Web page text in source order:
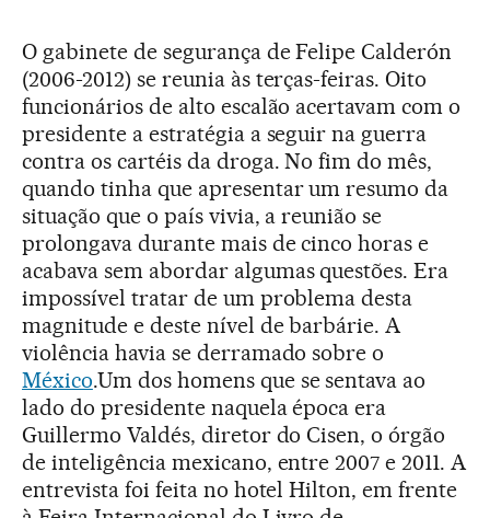
O gabinete de segurança de Felipe Calderón
(2006-2012) se reunia às terças-feiras. Oito
funcionários de alto escalão acertavam com o
presidente a estratégia a seguir na guerra
contra os cartéis da droga. No fim do mês,
quando tinha que apresentar um resumo da
situação que o país vivia, a reunião se
prolongava durante mais de cinco horas e
acabava sem abordar algumas questões. Era
impossível tratar de um problema desta
magnitude e deste nível de barbárie. A
violência havia se derramado sobre o
México.Um dos homens que se sentava ao
lado do presidente naquela época era
Guillermo Valdés, diretor do Cisen, o órgão
de inteligência mexicano, entre 2007 e 2011. A
entrevista foi feita no hotel Hilton, em frente